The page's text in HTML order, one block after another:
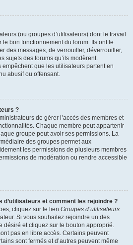
(ou groupes d’utilisateurs) dont le travail
bon fonctionnement du forum. Ils ont le
des messages, de verrouiller, déverrouiller,
sujets des forums qu’ils modèrent.
que les utilisateurs partent en
abusif ou offensant.
?
de gérer l’accès des membres et
Chaque membre peut appartenir
groupe peut avoir ses permissions. La
des groupes permet aux
les permissions de plusieurs membres
de modération ou rendre accessible
d’utilisateurs et comment les rejoindre ?
cliquez sur le lien Groupes d’utilisateurs
Si vous souhaitez rejoindre un des
désiré et cliquez sur le bouton approprié.
pas en libre accès. Certains peuvent
sont fermés et d’autres peuvent même